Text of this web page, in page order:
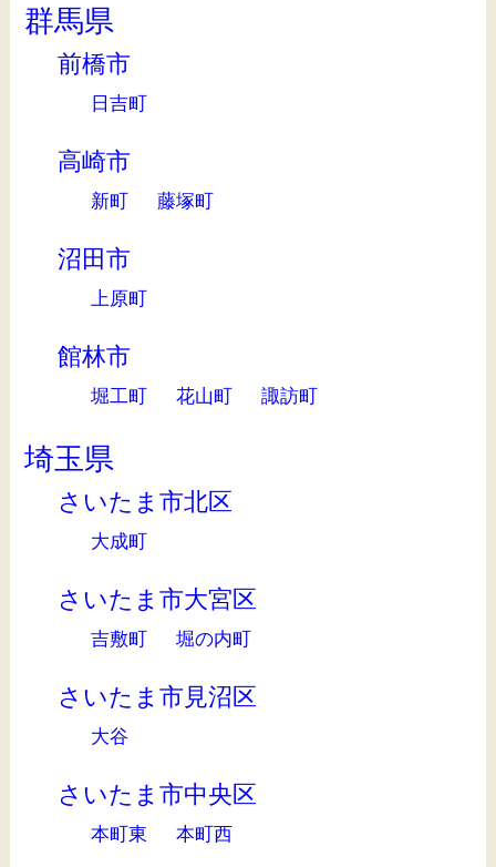
群馬県
前橋市
日吉町
高崎市
新町 藤塚町
沼田市
上原町
館林市
堀工町 花山町 諏訪町
埼玉県
さいたま市北区
大成町
さいたま市大宮区
吉敷町 堀の内町
さいたま市見沼区
大谷
さいたま市中央区
本町東 本町西